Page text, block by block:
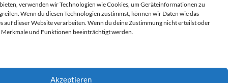
verwenden wir Technologien wie Cookies, um Geräteinformationen zu
Wenn du diesen Technologien zustimmst, können wir Daten wie das
auf dieser Website verarbeiten. Wenn du deine Zustimmung nicht erteilst oder
und Funktionen beeinträchtigt werden.
Akzeptieren
Die AfD mit mehr Demokratie wegregieren
14. MAI 2025